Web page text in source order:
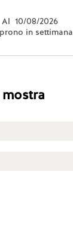
10/08/2026
in settimana